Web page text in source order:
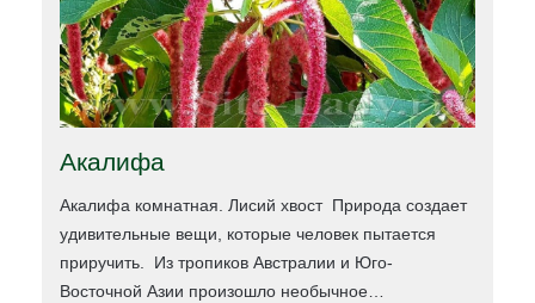
Акалифа
Акалифа комнатная. Лисий хвост Природа создает
удивительные вещи, которые человек пытается
приручить. Из тропиков Австралии и Юго-
Восточной Азии произошло необычное…